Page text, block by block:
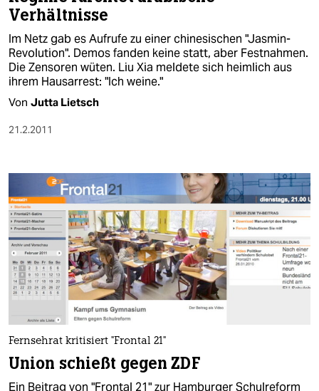
Verhältnisse
Im Netz gab es Aufrufe zu einer chinesischen "Jasmin-
Revolution". Demos fanden keine statt, aber Festnahmen.
Die Zensoren wüten. Liu Xia meldete sich heimlich aus
ihrem Hausarrest: "Ich weine."
Von Jutta Lietsch
21.2.2011
Fernsehrat kritisiert "Frontal 21"
Union schießt gegen ZDF
Ein Beitrag von "Frontal 21" zur Hamburger Schulreform